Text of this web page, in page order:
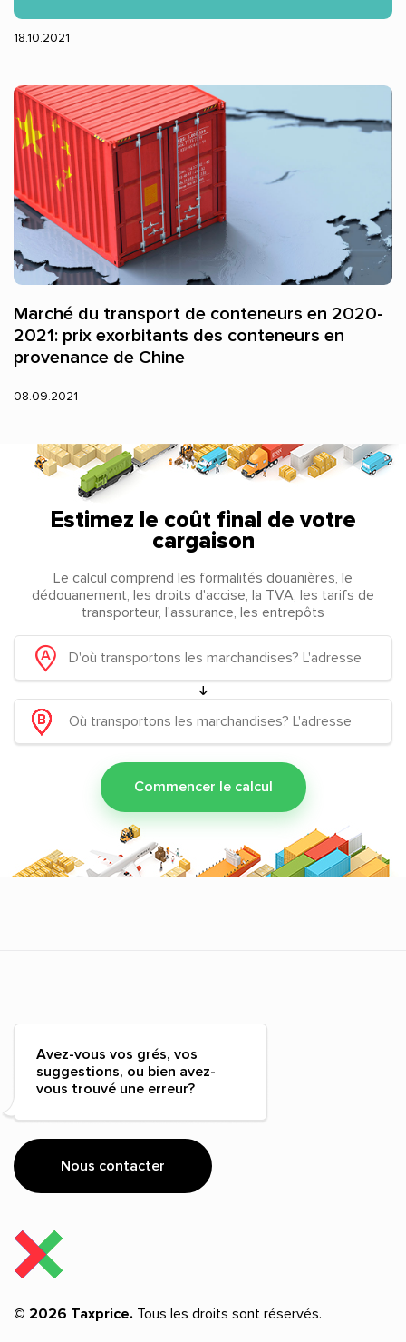
18.10.2021
Marché du transport de conteneurs en 2020-
2021: prix exorbitants des conteneurs en
provenance de Chine
08.09.2021
Estimez le coût final de votre
cargaison
Le calcul comprend les formalités douanières, le
dédouanement, les droits d'accise, la TVA, les tarifs de
transporteur, l'assurance, les entrepôts
Commencer le calcul
Avez-vous vos grés, vos
suggestions, ou bien avez-
vous trouvé une erreur?
Nous contacter
© 2026 Taxprice. Tous les droits sont réservés.